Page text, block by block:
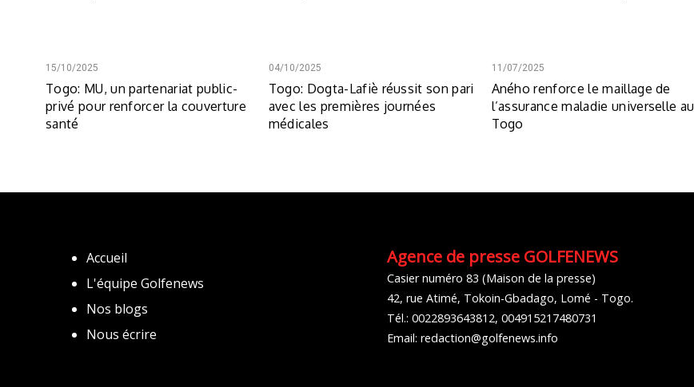
15/10/2025
Togo: MU, un partenariat public-
privé pour renforcer la couverture
santé
04/10/2025
Togo: Dogta-Lafiè réussit son pari
avec les premières journées
médicales
11/07/2025
Aného renforce le maillage de
l’assurance maladie universelle au
Togo
Accueil
L'équipe Golfenews
Nos blogs
Nous écrire
Agence de presse GOLFENEWS
Casier numéro 83 (Maison de la presse)
42, rue Atimé, Tokoin-Gbadago, Lomé - Togo.
Tél.: 0022893643812, 004915217480731
Email: redaction@golfenews.info